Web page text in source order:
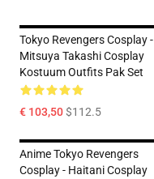
Tokyo Revengers Cosplay -
Mitsuya Takashi Cosplay
Kostuum Outfits Pak Set
€ 103,50$112.5
Anime Tokyo Revengers
Cosplay - Haitani Cosplay